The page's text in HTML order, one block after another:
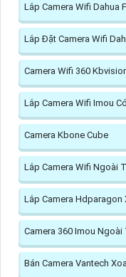
Lắp Camera Wifi Dahua
Lắp Đặt Camera Wifi
Camera Wifi 360
Lắp Camera Wifi Imou
Camera Kbone Cube
Lắp Camera Wifi Ngoài
Lắp Camera Hdparagon
Camera 360 Imou Ngoài
Bán Camera Vantech